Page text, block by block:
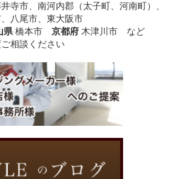
寺市、南河内郡（太子町、河南町）、
八尾市、東大阪市
県 橋本市京都府 木津川市 など
相談ください